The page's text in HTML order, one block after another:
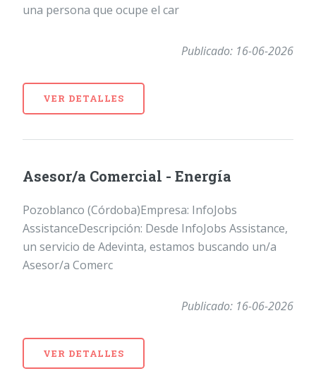
una persona que ocupe el car
Publicado: 16-06-2026
VER DETALLES
Asesor/a Comercial - Energía
Pozoblanco (Córdoba)Empresa: InfoJobs
AssistanceDescripción: Desde InfoJobs Assistance,
un servicio de Adevinta, estamos buscando un/a
Asesor/a Comerc
Publicado: 16-06-2026
VER DETALLES